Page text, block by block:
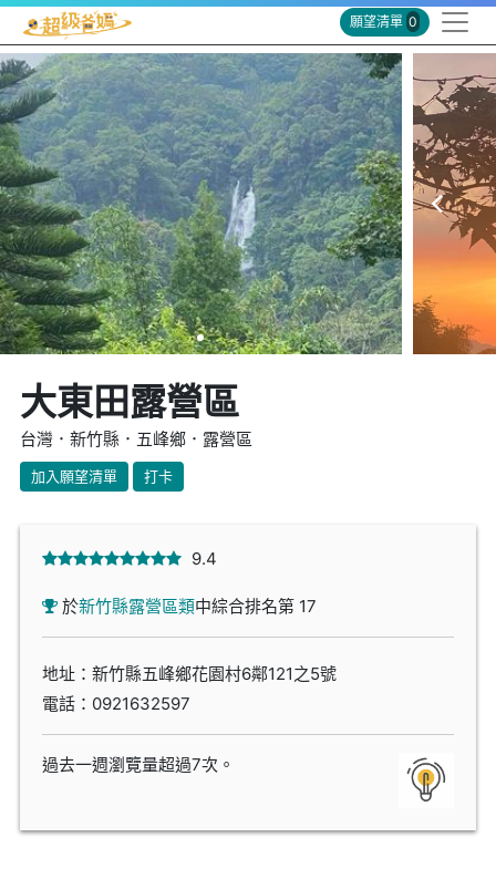
願望清單 0
大東田露營區
台灣．新竹縣．五峰鄉．露營區
加入願望清單 打卡
9.4
於新竹縣露營區類中綜合排名第 17
地址：新竹縣五峰鄉花園村6鄰121之5號
電話： 0921632597
過去一週瀏覽量超過7次。